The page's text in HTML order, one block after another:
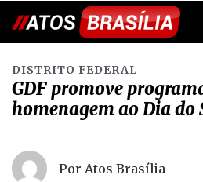
DISTRITO FEDERAL
GDF promove
homenagem ao Dia do
Por Atos Brasília